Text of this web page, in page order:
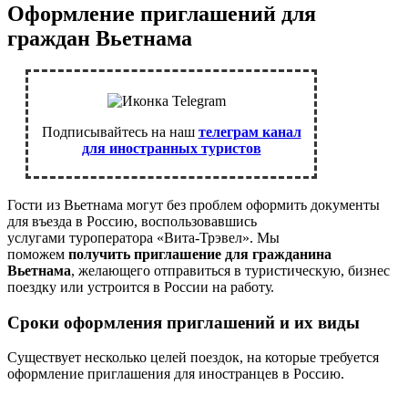
Оформление приглашений для
граждан Вьетнама
Подписывайтесь на наш телеграм канал
для иностранных туристов
Гости из Вьетнама могут без проблем оформить документы
для въезда в Россию, воспользовавшись
услугами туроператора «Вита-Трэвел». Мы
поможем получить приглашение для гражданина
Вьетнама, желающего отправиться в туристическую, бизнес
поездку или устроится в России на работу.
Сроки оформления приглашений и их виды
Существует несколько целей поездок, на которые требуется
оформление приглашения для иностранцев в Россию.